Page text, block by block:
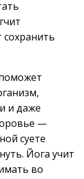
и даже
—
суете
Йога учит
во